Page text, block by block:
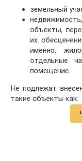
земельный
объекты,
их
именно:
отдельные
помещение.
Не подлежат
такие объекты как: